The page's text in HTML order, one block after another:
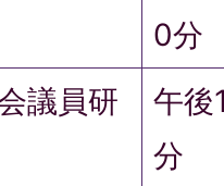
0分
議員研
午後
分